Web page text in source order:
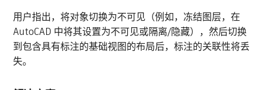
用户指出，将对象切换为不可见（例如，冻结图层，在
AutoCAD 中将其设置为不可见或隔离/隐藏），然后切换
到包含具有标注的基础视图的布局后，标注的关联性将丢
失。